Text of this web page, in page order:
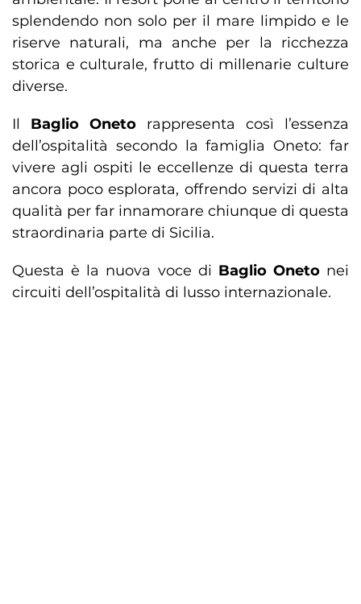
splendendo non solo per il mare limpido e le
riserve naturali, ma anche per la ricchezza
storica e culturale, frutto di millenarie culture
diverse.
Il Baglio Oneto rappresenta così l’essenza
dell’ospitalità secondo la famiglia Oneto: far
vivere agli ospiti le eccellenze di questa terra
ancora poco esplorata, offrendo servizi di alta
qualità per far innamorare chiunque di questa
straordinaria parte di Sicilia.
Questa è la nuova voce di Baglio Onetonei
circuiti dell’ospitalità di lusso internazionale.